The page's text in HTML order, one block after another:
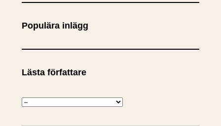
k
Populära inlägg
Lästa författare
K